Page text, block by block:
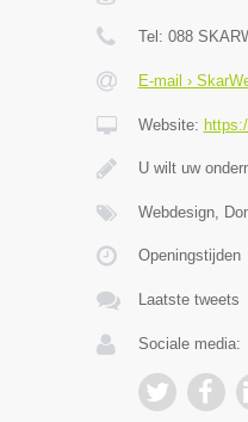
Tel: 088
E-mail ›
Website:
U wilt uw
Webdesign,
Openingstijden
Laatste tweets
Sociale media: